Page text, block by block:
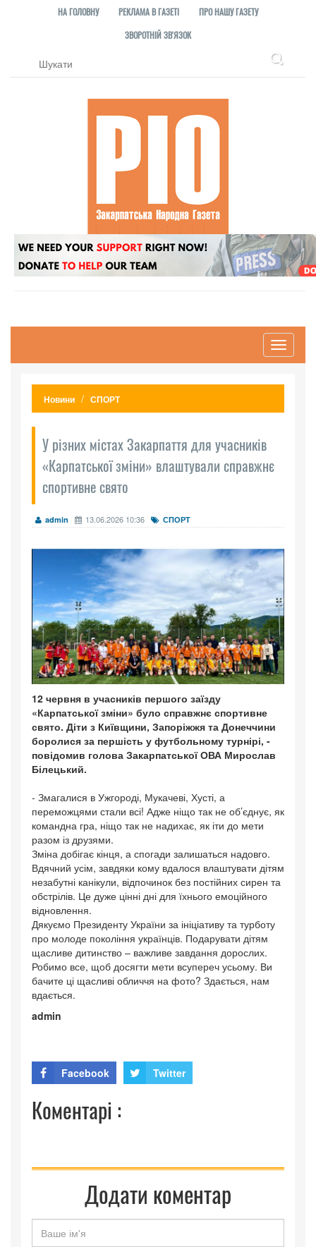
НА ГОЛОВНУ РЕКЛАМА В ГАЗЕТІ
ПРО НАШУ ГАЗЕТУ
ЗВОРОТНІЙ ЗВ'ЯЗОК
Toggle
Новини СПОРТ
У різних містах Закарпаття для учасників
«Карпатської зміни» влаштували справжнє
спортивне свято
admin 13.06.2026 10:36 СПОРТ
12 червня в учасників першого заїзду
«Карпатської зміни» було справжнє спортивне
свято. Діти з Київщини, Запоріжжя та Донеччини
боролися за першість у футбольному турнірі, -
повідомив голова Закарпатської ОВА Мирослав
Білецький.
- Змагалися в Ужгороді, Мукачеві, Хусті, а
переможцями стали всі! Адже ніщо так не об’єднує, як
командна гра, ніщо так не надихає, як іти до мети
разом із друзями.
Зміна добігає кінця, а спогади залишаться надовго.
Вдячний усім, завдяки кому вдалося влаштувати дітям
незабутні канікули, відпочинок без постійних сирен та
обстрілів. Це дуже цінні дні для їхнього емоційного
відновлення.
Дякуємо Президенту України за ініціативу та турботу
про молоде покоління українців. Подарувати дітям
щасливе дитинство – важливе завдання дорослих.
Робимо все, щоб досягти мети всупереч усьому. Ви
бачите ці щасливі обличчя на фото? Здається, нам
вдається.
admin
Facebook Twitter
Коментарі :
Додати коментар